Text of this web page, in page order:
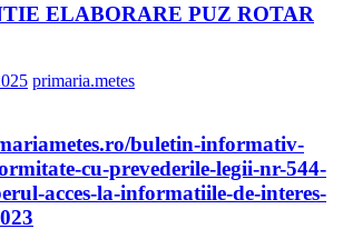
ELABORARE PUZ ROTAR
primaria.metes
buletin-informativ-
cu-prevederile-legii-nr-544-
acces-la-informatiile-de-interes-